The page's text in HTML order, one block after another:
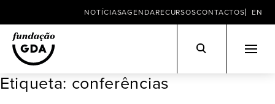
Skip
NOTÍCIASAGENDARECURSOSCONTACTOS EN
Etiqueta: conferências